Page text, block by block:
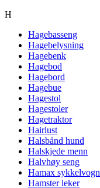
H
Hagebasseng
Hagebelysning
Hagebenk
Hagebod
Hagebord
Hagebue
Hagestol
Hagestoler
Hagetraktor
Hairlust
Halsbånd hund
Halskjede menn
Halvhøy seng
Hamax sykkelvogn
Hamster leker